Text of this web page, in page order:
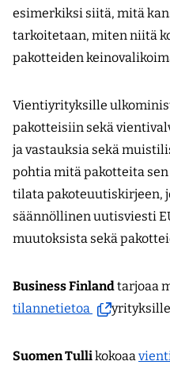
toiseen
palveluun)
esimerkiksi siitä, mitä
tarkoitetaan, miten niitä
pakotteiden
Vientiyrityksille
pakotteisiin sekä
ja vastauksia sekä
pohtia mitä pakotteita
tilata pakoteuutiskirjeen,
säännöllinen uutisviesti
muutoksista sekä
Business Finlandtarjoaa
tilannetietoa (avautuu
ikkunaan,
Suomen Tullikokoaa